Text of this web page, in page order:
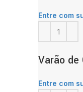
Entre com
Varão de
Entre com